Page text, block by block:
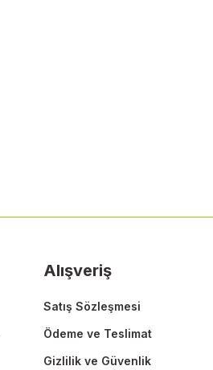
Alışveriş
Satış Sözleşmesi
Ödeme ve Teslimat
Gizlilik ve Güvenlik